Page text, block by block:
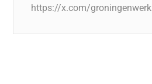
https://x.com/groningenwerk